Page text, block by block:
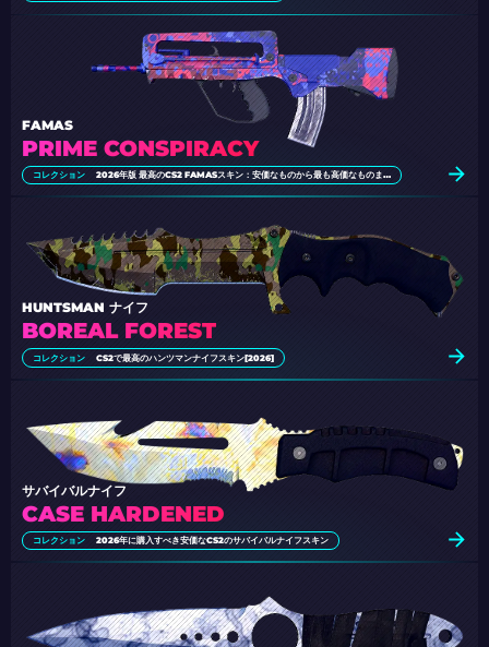
PRIME CONSPIRACY
FAMAS
コレクション 2026年版 最高のCS2 FAMASスキン：安価なものから最も高価なものまで
BOREAL FOREST
HUNTSMAN ナイフ
コレクション CS2で最高のハンツマンナイフスキン[2026]
CASE HARDENED
サバイバルナイフ
コレクション 2026年に購入すべき安価なCS2のサバイバルナイフスキン